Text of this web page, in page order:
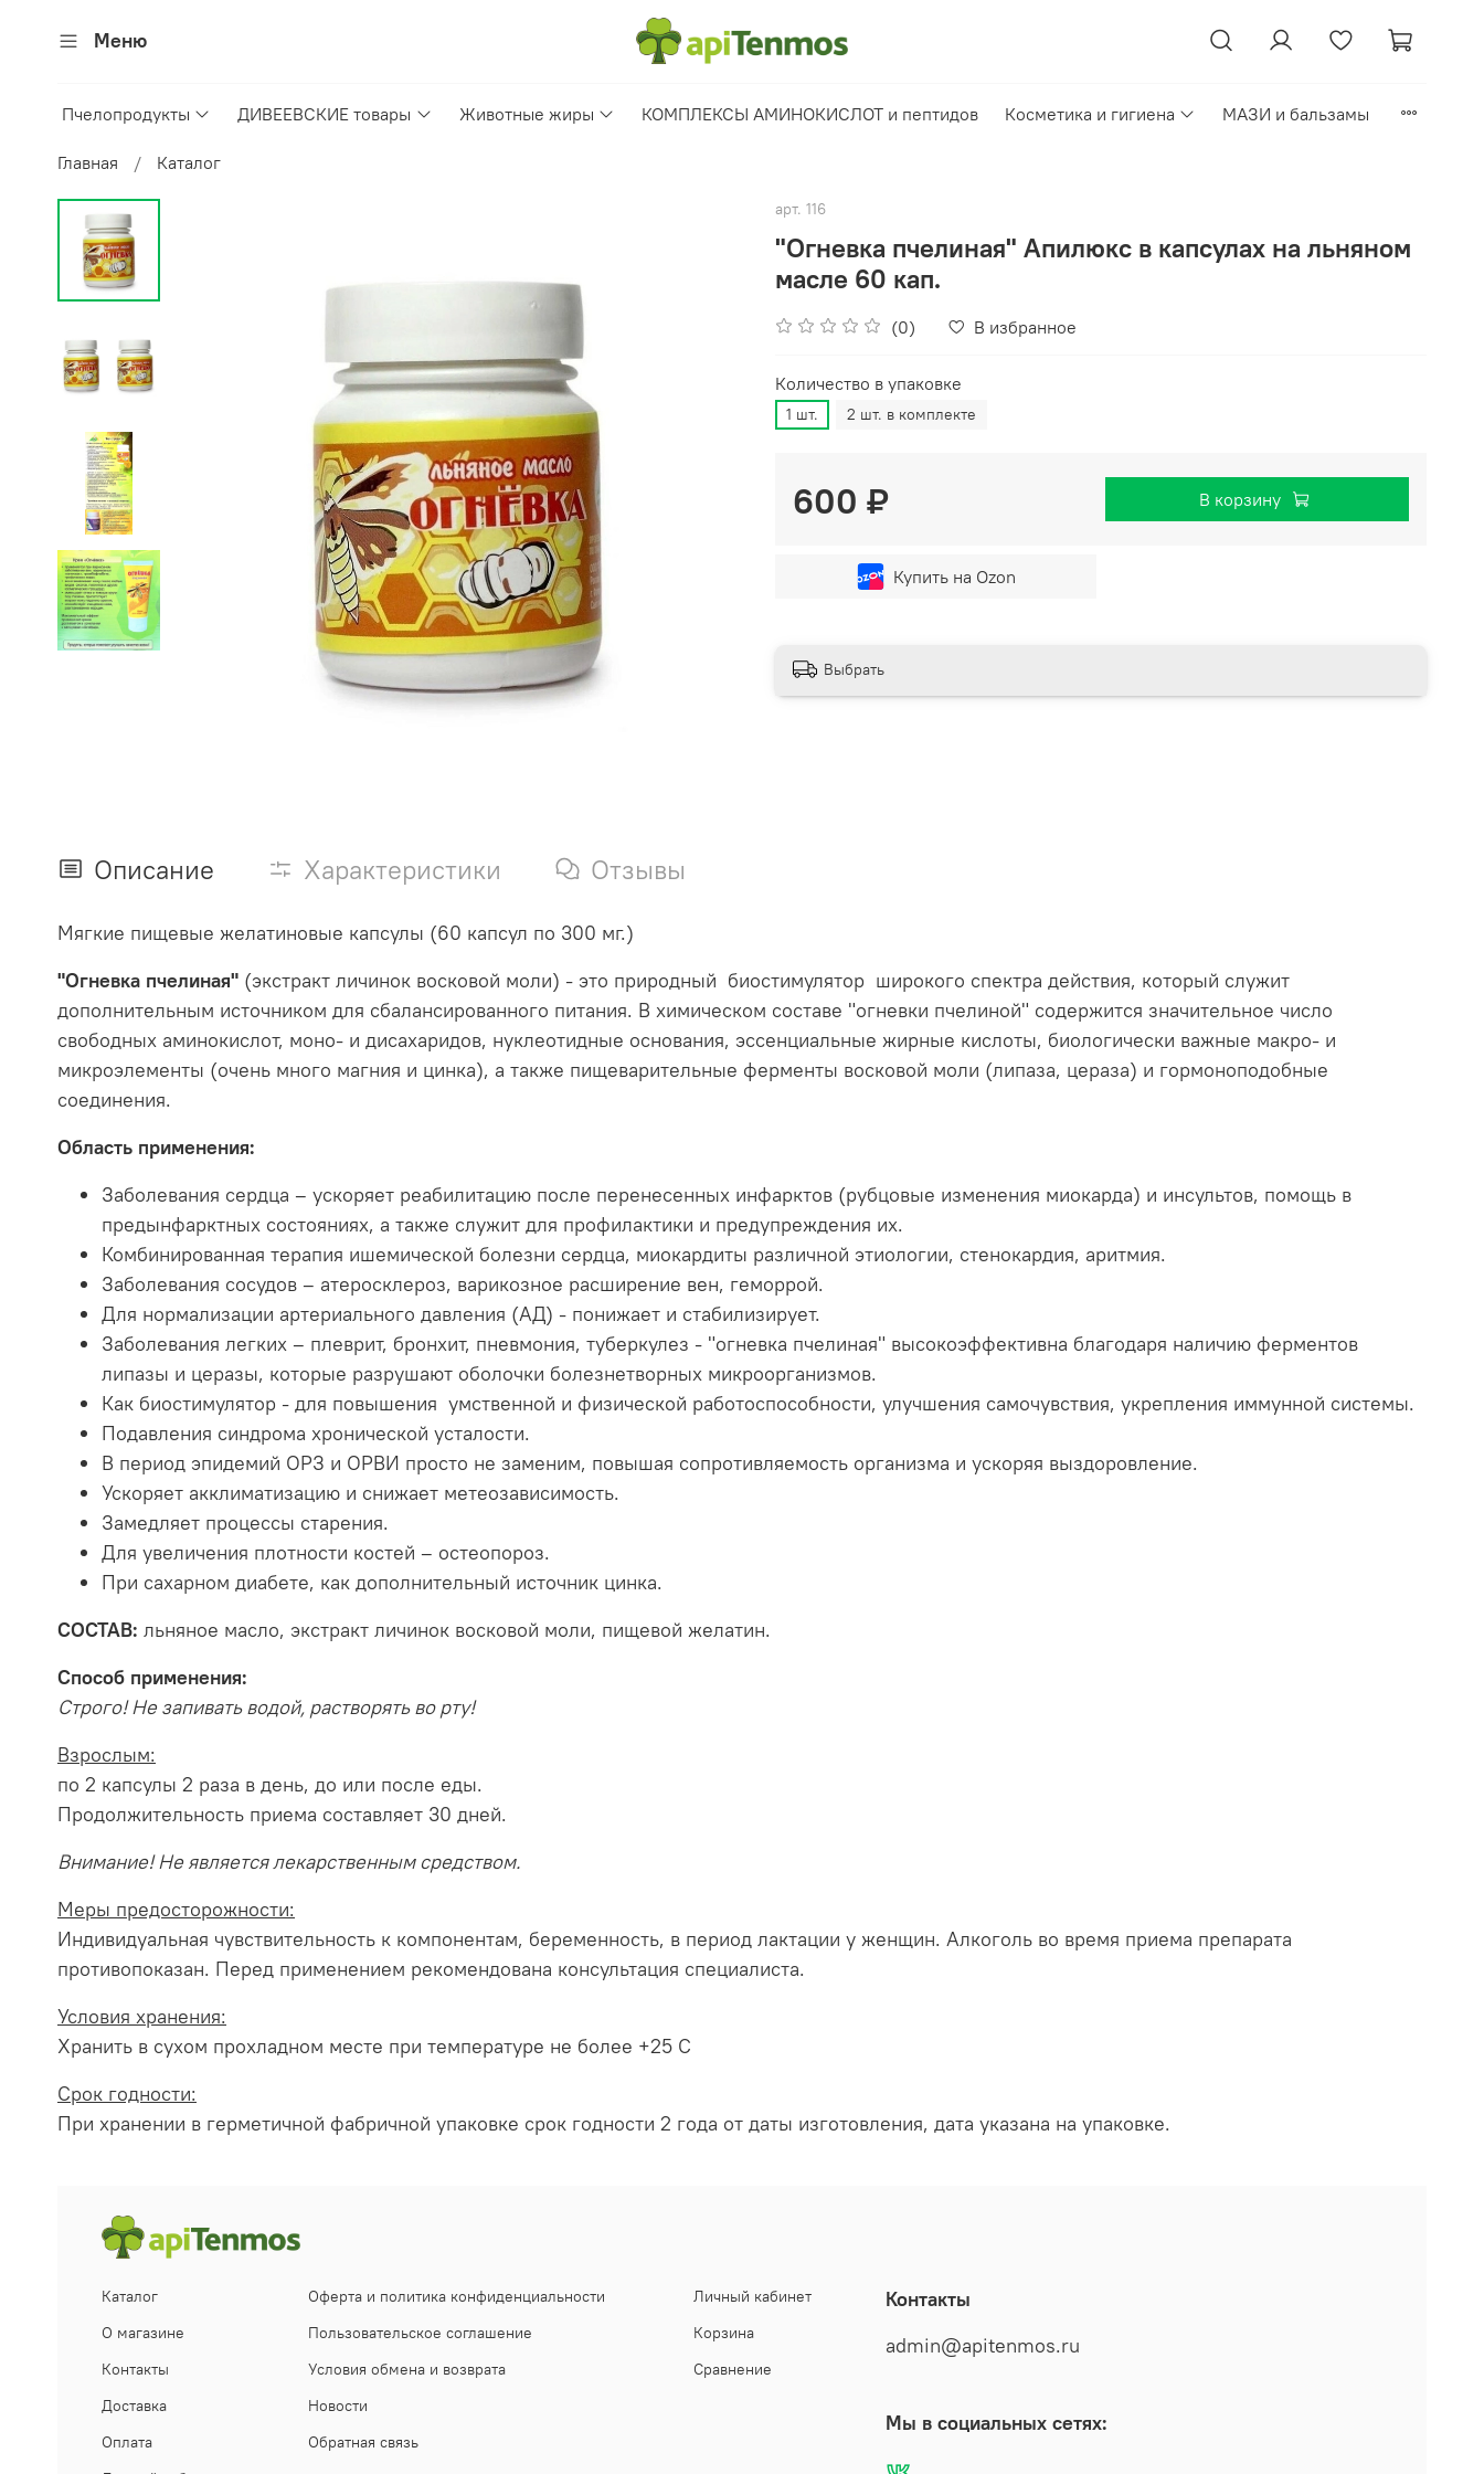
Меню
Пчелопродукты ДИВЕЕВСКИЕ товары Животные жиры КОМПЛЕКСЫ АМИНОКИСЛОТ и пептидов Косметика и гигиена МАЗИ и бальзамы
Главная Каталог
арт. 116
"Огневка пчелиная" Апилюкс в капсулах на льняном
масле 60 кап.
(0) В избранное
Количество в упаковке
1 шт. 2 шт. в комплекте
600 ₽ В корзину
Купить на Ozon
Выбрать
Описание Характеристики Отзывы
Мягкие пищевые желатиновые капсулы (60 капсул по 300 мг.)
"Огневка пчелиная" (экстракт личинок восковой моли) - это природный биостимулятор широкого спектра действия, который служит
дополнительным источником для сбалансированного питания. В химическом составе "огневки пчелиной" содержится значительное число
свободных аминокислот, моно- и дисахаридов, нуклеотидные основания, эссенциальные жирные кислоты, биологически важные макро- и
микроэлементы (очень много магния и цинка), а также пищеварительные ферменты восковой моли (липаза, цераза) и гормоноподобные
соединения.
Область применения:
Заболевания сердца – ускоряет реабилитацию после перенесенных инфарктов (рубцовые изменения миокарда) и инсультов, помощь в
предынфарктных состояниях, а также служит для профилактики и предупреждения их.
Комбинированная терапия ишемической болезни сердца, миокардиты различной этиологии, стенокардия, аритмия.
Заболевания сосудов – атеросклероз, варикозное расширение вен, геморрой.
Для нормализации артериального давления (АД) - понижает и стабилизирует.
Заболевания легких – плеврит, бронхит, пневмония, туберкулез - "огневка пчелиная" высокоэффективна благодаря наличию ферментов
липазы и церазы, которые разрушают оболочки болезнетворных микроорганизмов.
Как биостимулятор - для повышения умственной и физической работоспособности, улучшения самочувствия, укрепления иммунной системы.
Подавления синдрома хронической усталости.
В период эпидемий ОРЗ и ОРВИ просто не заменим, повышая сопротивляемость организма и ускоряя выздоровление.
Ускоряет акклиматизацию и снижает метеозависимость.
Замедляет процессы старения.
Для увеличения плотности костей – остеопороз.
При сахарном диабете, как дополнительный источник цинка.
СОСТАВ: льняное масло, экстракт личинок восковой моли, пищевой желатин.
Способ применения:
Строго!Не запивать водой, растворять во рту!
Взрослым:
по 2 капсулы 2 раза в день, до или после еды.
Продолжительность приема составляет 30 дней.
Внимание!Не является лекарственным средством.
Меры предосторожности:
Индивидуальная чувствительность к компонентам, беременность, в период лактации у женщин. Алкоголь во время приема препарата
противопоказан. Перед применением рекомендована консультация специалиста.
Условия хранения:
Хранить в сухом прохладном месте при температуре не более +25 С
Срок годности:
При хранении в герметичной фабричной упаковке срок годности 2 года от даты изготовления, дата указана на упаковке.
Каталог
О магазине
Контакты
Доставка
Оплата
Оферта и политика конфиденциальности
Пользовательское соглашение
Условия обмена и возврата
Новости
Обратная связь
Личный кабинет
Корзина
Сравнение
Контакты
admin@apitenmos.ru
Мы в социальных сетях: